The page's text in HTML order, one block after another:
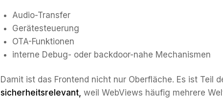
Audio-Transfer
Gerätesteuerung
OTA-Funktionen
interne Debug- oder backdoor-nahe Mechanismen
Damit ist das Frontend nicht nur Oberfläche. Es ist Teil
sicherheitsrelevant, weil WebViews häufig mehrere